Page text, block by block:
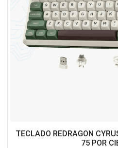
TECLADO REDRAGON
75 POR